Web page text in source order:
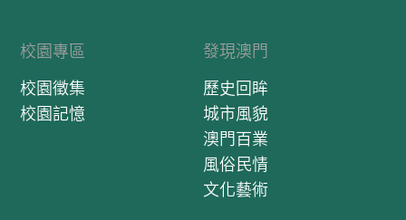
校園專區
校園徵集
校園記憶
發現澳門
歷史回眸
城市風貌
澳門百業
風俗民情
文化藝術